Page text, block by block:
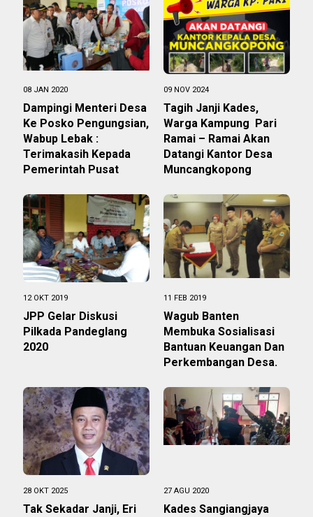
08 JAN 2020
Dampingi Menteri Desa
Ke Posko Pengungsian,
Wabup Lebak :
Terimakasih Kepada
Pemerintah Pusat
09 NOV 2024
Tagih Janji Kades,
Warga Kampung Pari
Ramai – Ramai Akan
Datangi Kantor Desa
Muncangkopong
12 OKT 2019
JPP Gelar Diskusi
Pilkada Pandeglang
2020
11 FEB 2019
Wagub Banten
Membuka Sosialisasi
Bantuan Keuangan Dan
Perkembangan Desa.
28 OKT 2025
Tak Sekadar Janji, Eri
27 AGU 2020
Kades Sangiangjaya